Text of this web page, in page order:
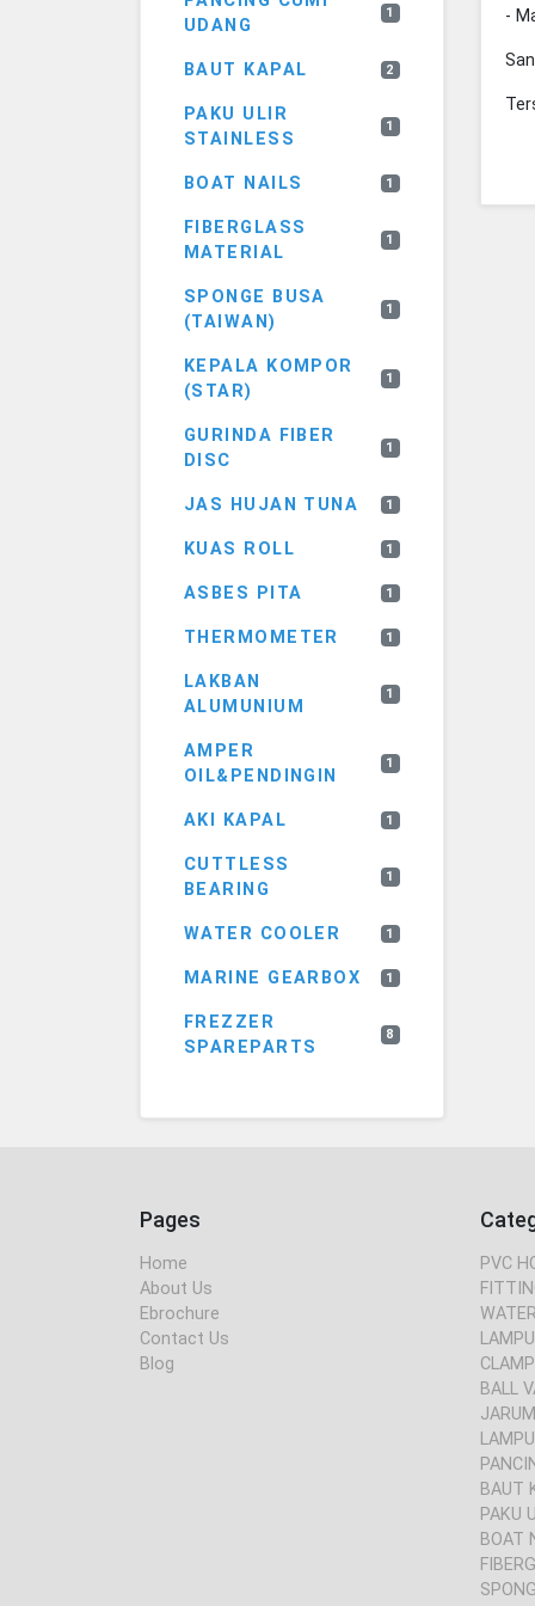
UDANG
1
BAUT KAPAL 2
PAKU ULIR
STAINLESS
1
BOAT NAILS 1
FIBERGLASS
MATERIAL
1
SPONGE BUSA
(TAIWAN)
1
KEPALA KOMPOR
(STAR)
1
GURINDA FIBER
DISC
1
JAS HUJAN TUNA 1
KUAS ROLL 1
ASBES PITA 1
THERMOMETER 1
LAKBAN
ALUMUNIUM
1
AMPER
OIL&PENDINGIN
1
AKI KAPAL 1
CUTTLESS
BEARING
1
WATER COOLER 1
MARINE GEARBOX 1
FREZZER
SPAREPARTS
8
-
Pages
Home
About Us
Ebrochure
Contact Us
Blog
PVC
BALL
BAUT
PAKU
BOAT